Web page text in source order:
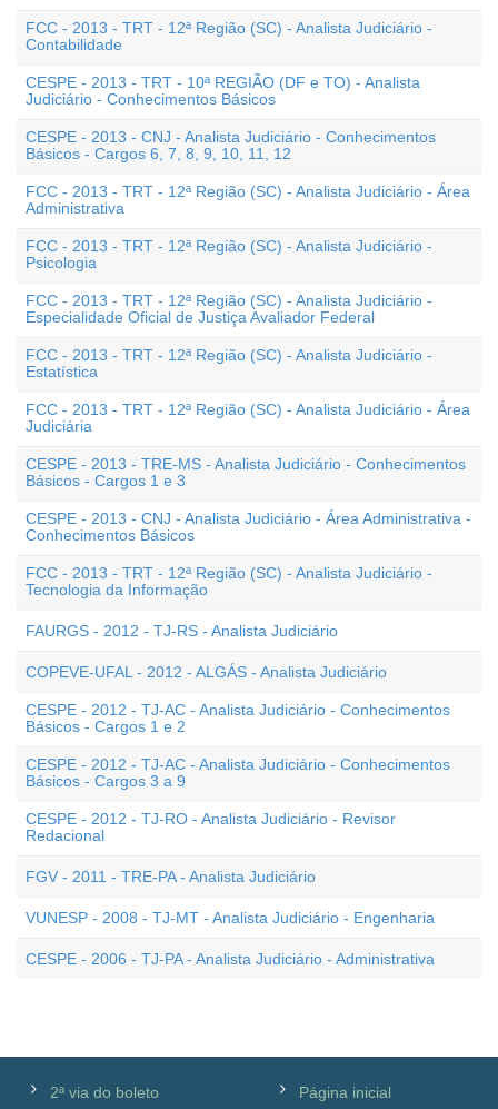
FCC - 2013 - TRT - 12ª Região (SC) - Analista Judiciário -
Contabilidade
CESPE - 2013 - TRT - 10ª REGIÃO (DF e TO) - Analista
Judiciário - Conhecimentos Básicos
CESPE - 2013 - CNJ - Analista Judiciário - Conhecimentos
Básicos - Cargos 6, 7, 8, 9, 10, 11, 12
FCC - 2013 - TRT - 12ª Região (SC) - Analista Judiciário - Área
Administrativa
FCC - 2013 - TRT - 12ª Região (SC) - Analista Judiciário -
Psicologia
FCC - 2013 - TRT - 12ª Região (SC) - Analista Judiciário -
Especialidade Oficial de Justiça Avaliador Federal
FCC - 2013 - TRT - 12ª Região (SC) - Analista Judiciário -
Estatística
FCC - 2013 - TRT - 12ª Região (SC) - Analista Judiciário - Área
Judiciária
CESPE - 2013 - TRE-MS - Analista Judiciário - Conhecimentos
Básicos - Cargos 1 e 3
CESPE - 2013 - CNJ - Analista Judiciário - Área Administrativa -
Conhecimentos Básicos
FCC - 2013 - TRT - 12ª Região (SC) - Analista Judiciário -
Tecnologia da Informação
FAURGS - 2012 - TJ-RS - Analista Judiciário
COPEVE-UFAL - 2012 - ALGÁS - Analista Judiciário
CESPE - 2012 - TJ-AC - Analista Judiciário - Conhecimentos
Básicos - Cargos 1 e 2
CESPE - 2012 - TJ-AC - Analista Judiciário - Conhecimentos
Básicos - Cargos 3 a 9
CESPE - 2012 - TJ-RO - Analista Judiciário - Revisor
Redacional
FGV - 2011 - TRE-PA - Analista Judiciário
VUNESP - 2008 - TJ-MT - Analista Judiciário - Engenharia
CESPE - 2006 - TJ-PA - Analista Judiciário - Administrativa
2ª via do boleto Página inicial